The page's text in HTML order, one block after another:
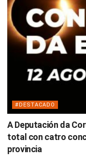
#DESTACADO
A Deputación da
total con catro
provincia